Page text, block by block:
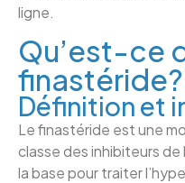
ligne.
Qu’est-ce
finastéride?
Définition et
Le finastéride est une
classe des inhibiteurs
la base pour traiter